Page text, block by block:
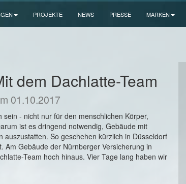
PROJEKTE NEWS PRESSE MARKEN
dem Dachlatte-Team
01.10.2017
sein - nicht nur für den menschlichen Körper,
ist es dringend notwendig, Gebäude mit
auszustatten. So geschehen kürzlich in Düsseldorf
Am Gebäude der Nürnberger Versicherung in
Team hoch hinaus. Vier Tage lang haben wir